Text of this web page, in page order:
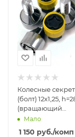
Колесные
(болт) 12х1,25,
(вращающий
внутренний
конус/2ключа/
Мало
1 150 руб./комп